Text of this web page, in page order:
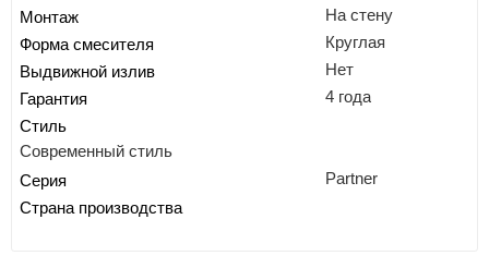
Монтаж На стену
Форма смесителя Круглая
Выдвижной излив Нет
Гарантия 4 года
Стиль
Современный стиль
Серия Partner
Страна производства